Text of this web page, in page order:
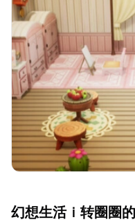
幻想生活ｉ转圈圈